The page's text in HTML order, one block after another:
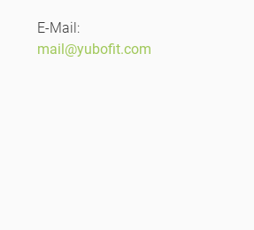
E-Mail:
mail@yubofit.com